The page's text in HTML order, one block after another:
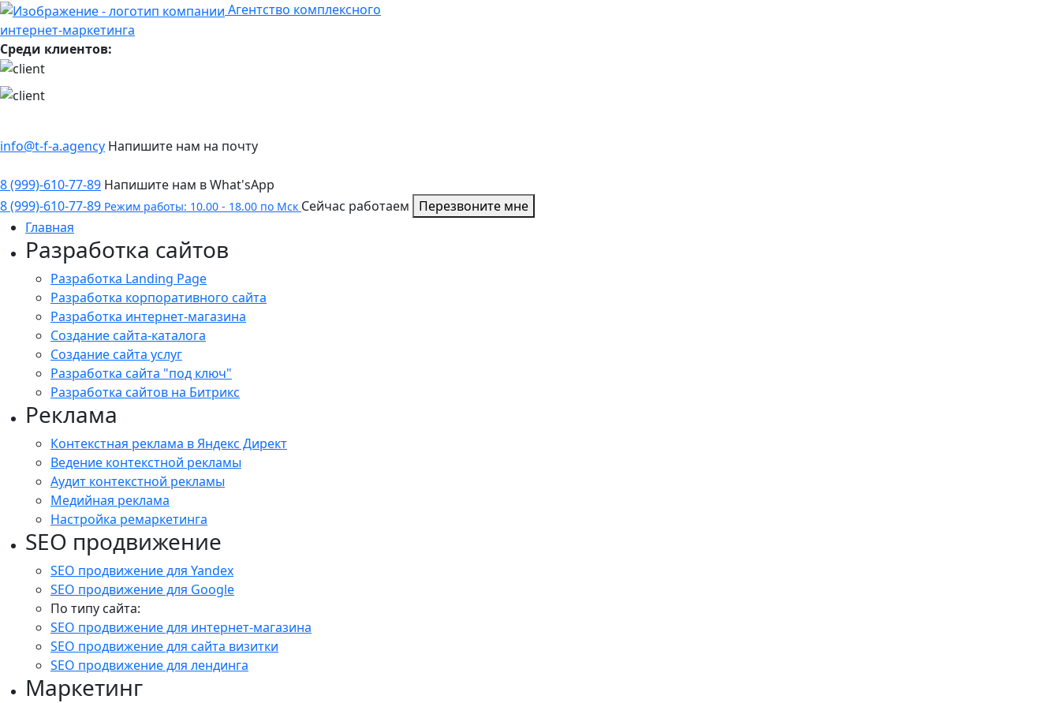
Агентство комплексного
интернет-маркетинга
Среди клиентов:
info@t-f-a.agency Напишите нам на почту
8 (999)-610-77-89 Напишите нам в What'sApp
8 (999)-610-77-89 Режим работы: 10.00 - 18.00 по Мск Сейчас работаем
Перезвоните мне
Главная
Разработка сайтов
Разработка Landing Page
Разработка корпоративного сайта
Разработка интернет-магазина
Создание сайта-каталога
Создание сайта услуг
Разработка сайта "под ключ"
Разработка сайтов на Битрикс
Реклама
Контекстная реклама в Яндекс Директ
Ведение контекстной рекламы
Аудит контекстной рекламы
Медийная реклама
Настройка ремаркетинга
SEO продвижение
SEO продвижение для Yandex
SEO продвижение для Google
По типу сайта:
SEO продвижение для интернет-магазина
SEO продвижение для сайта визитки
SEO продвижение для лендинга
Маркетинг